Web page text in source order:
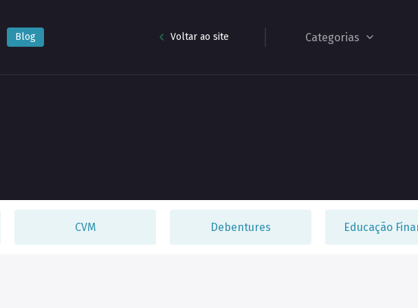
Blog Voltar ao site Categorias
CVM Debentures Educação